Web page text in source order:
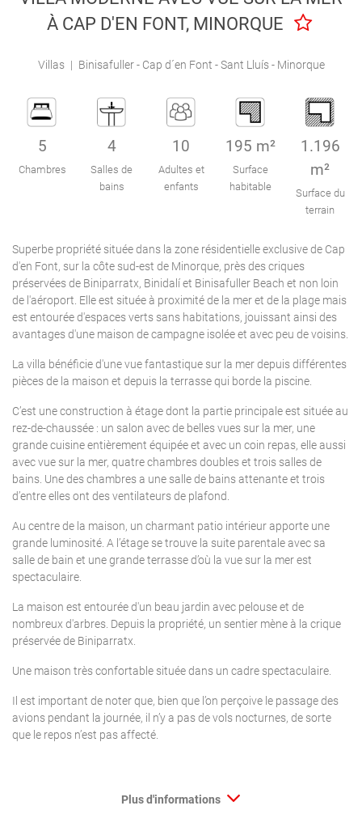
Engel & Völkers Holiday Villas
Attention au client
À CAP D'EN FONT, MINORQUE
Villas | Binisafuller - Cap d´en Font - Sant Lluís - Minorque
5
Chambres
4
Salles de
bains
10
Adultes et
enfants
195 m²
Surface
habitable
1.196
m²
Surface du
terrain
Superbe propriété située dans la zone résidentielle exclusive de Cap
d'en Font, sur la côte sud-est de Minorque, près des criques
préservées de Biniparratx, Binidalí et Binisafuller Beach et non loin
de l'aéroport. Elle est située à proximité de la mer et de la plage mais
est entourée d'espaces verts sans habitations, jouissant ainsi des
avantages d'une maison de campagne isolée et avec peu de voisins.
La villa bénéficie d'une vue fantastique sur la mer depuis différentes
pièces de la maison et depuis la terrasse qui borde la piscine.
C’est une construction à étage dont la partie principale est située au
rez-de-chaussée : un salon avec de belles vues sur la mer, une
grande cuisine entièrement équipée et avec un coin repas, elle aussi
avec vue sur la mer, quatre chambres doubles et trois salles de
bains. Une des chambres a une salle de bains attenante et trois
d’entre elles ont des ventilateurs de plafond.
Au centre de la maison, un charmant patio intérieur apporte une
grande luminosité. A l’étage se trouve la suite parentale avec sa
salle de bain et une grande terrasse d’où la vue sur la mer est
spectaculaire.
La maison est entourée d'un beau jardin avec pelouse et de
nombreux d'arbres. Depuis la propriété, un sentier mène à la crique
préservée de Biniparratx.
Une maison très confortable située dans un cadre spectaculaire.
Il est important de noter que, bien que l’on perçoive le passage des
avions pendant la journée, il n’y a pas de vols nocturnes, de sorte
que le repos n’est pas affecté.
Plus d'informations